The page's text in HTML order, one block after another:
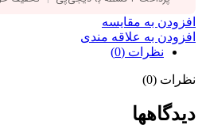
افزودن به مقایسه
افزودن به علاقه مندی
نظرات (0)
نظرات (0)
دیدگاهها